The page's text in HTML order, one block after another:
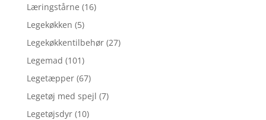
Læringstårne (16)
Legekøkken (5)
Legekøkkentilbehør (27)
Legemad (101)
Legetæpper (67)
Legetøj med spejl (7)
Legetøjsdyr (10)